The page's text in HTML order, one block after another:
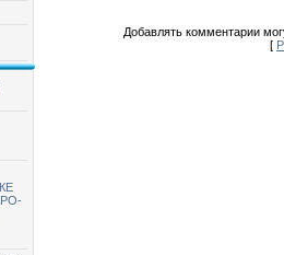
Добавлять комментарии
[